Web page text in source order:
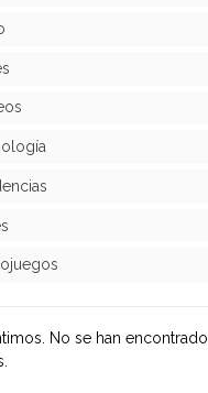
No se han encontrado